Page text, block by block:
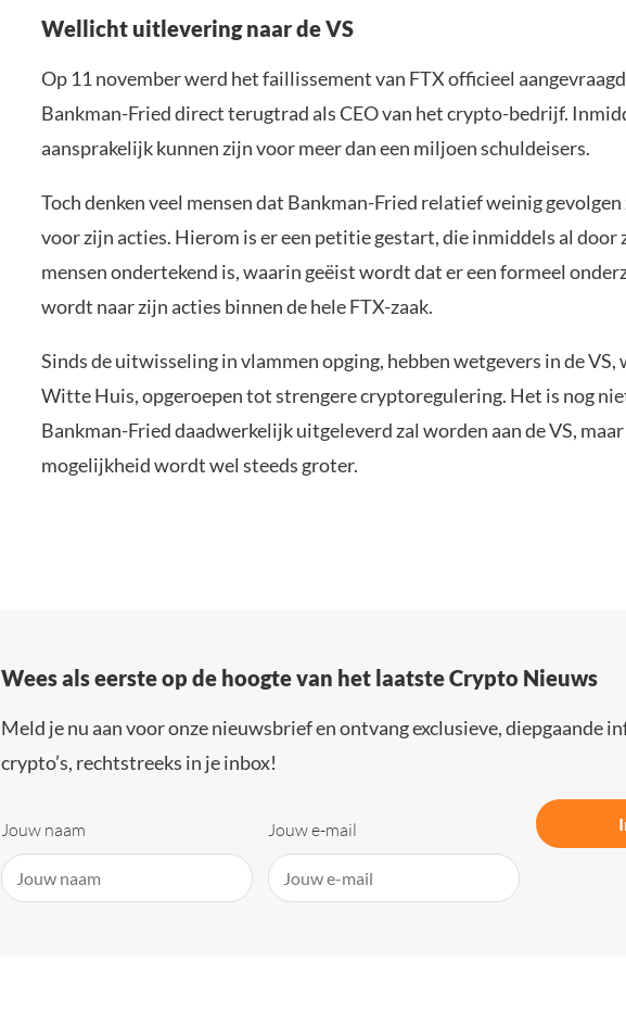
Wellicht uitlevering naar de VS
Op 11 november werd het faillissement van FTX officieel
Bankman-Fried direct terugtrad als CEO van het crypto-bedrijf.
aansprakelijk kunnen zijn voor meer dan een miljoen schuldeisers.
Toch denken veel mensen dat Bankman-Fried relatief weinig gevolgen
voor zijn acties. Hierom is er een petitie gestart, die inmiddels al door
mensen ondertekend is, waarin geëist wordt dat er een formeel
wordt naar zijn acties binnen de hele FTX-zaak.
Sinds de uitwisseling in vlammen opging, hebben wetgevers in de VS,
Witte Huis, opgeroepen tot strengere cryptoregulering. Het is nog
Bankman-Fried daadwerkelijk uitgeleverd zal worden aan de VS,
mogelijkheid wordt wel steeds groter.
Wees als eerste op de hoogte van het laatste Crypto Nieuws
Meld je nu aan voor onze nieuwsbrief en ontvang exclusieve, diepgaande
crypto’s, rechtstreeks in je inbox!
Jouw naam Jouw e-mail